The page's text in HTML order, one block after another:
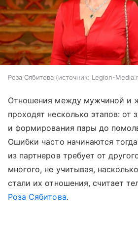
Роза Сябитова источник: Legion-
Отношения между мужчиной и
проходят несколько этапов: от
и формирования пары до
Ошибки часто начинаются
из партнеров требует от
многого, не учитывая,
стали их отношения, считает
Роза Сябитова.